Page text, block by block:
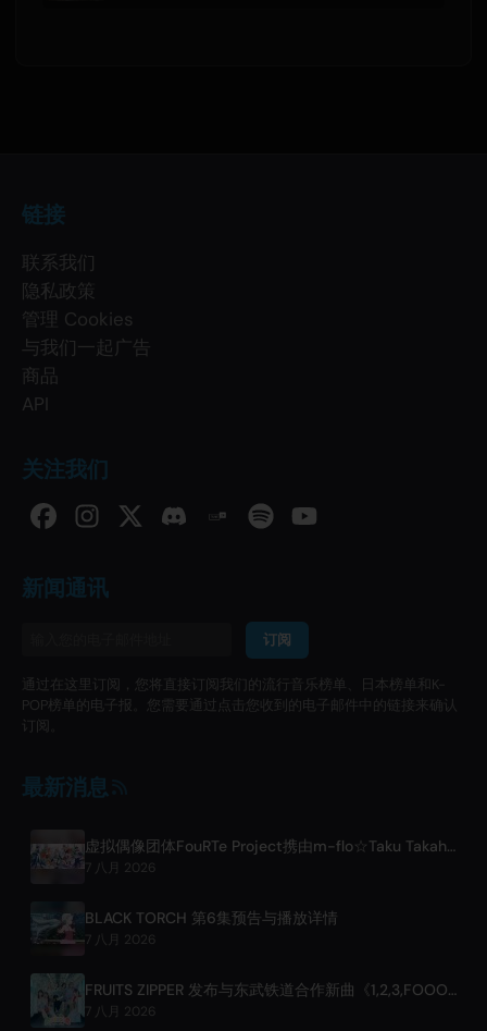
链接
联系我们
隐私政策
管理 Cookies
与我们一起广告
商品
API
关注我们
新闻通讯
订阅
通过在这里订阅，您将直接订阅我们的流行音乐榜单、日本榜单和K-
POP榜单的电子报。您需要通过点击您收到的电子邮件中的链接来确认
订阅。
最新消息
虚拟偶像团体FouRTe Project携由m-flo☆Taku Takahashi制作的专辑《ALL IN》出道
7 八月 2026
BLACK TORCH 第6集预告与播放详情
7 八月 2026
FRUITS ZIPPER 发布与东武铁道合作新曲《1,2,3,FOOOOUR》
7 八月 2026